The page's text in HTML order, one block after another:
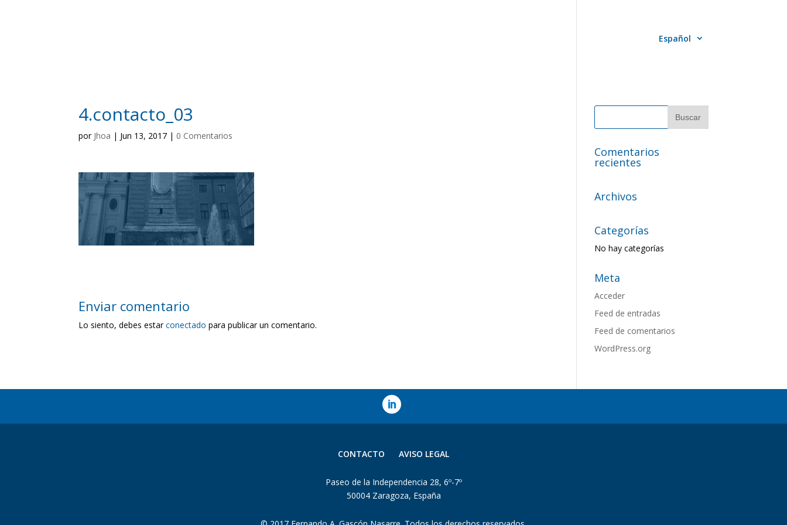
Español
4.contacto_03
por Jhoa | Jun 13, 2017 | 0 Comentarios
Enviar comentario
Lo siento, debes estarconectado para publicar un comentario.
Comentarios
recientes
Archivos
Categorías
No hay categorías
Meta
Acceder
Feed de entradas
Feed de comentarios
WordPress.org
CONTACTO AVISO LEGAL
Paseo de la Independencia 28, 6º-7º
50004 Zaragoza, España